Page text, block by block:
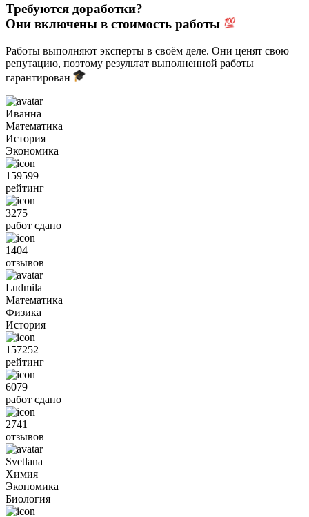
Требуются доработки?
Они включены в стоимость работы
Работы выполняют эксперты в своём деле. Они ценят свою
репутацию, поэтому результат выполненной работы
гарантирован
Иванна
Математика
История
Экономика
159599
рейтинг
3275
работ сдано
1404
отзывов
Ludmila
Математика
Физика
История
157252
рейтинг
6079
работ сдано
2741
отзывов
Svetlana
Химия
Экономика
Биология